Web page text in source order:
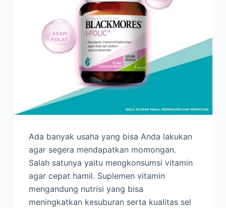
Ada banyak usaha yang bisa Anda lakukan
agar segera mendapatkan momongan.
Salah satunya yaitu mengkonsumsi vitamin
agar cepat hamil. Suplemen vitamin
mengandung nutrisi yang bisa
meningkatkan kesuburan serta kualitas sel